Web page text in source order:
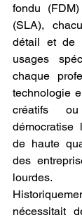
fondu
(SLA),
détail et de
usages
chaque
technologie
créatifs
démocratise
de haute
des
lourdes.
nécessitait